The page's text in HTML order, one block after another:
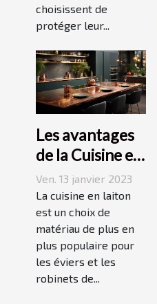
choisissent de
protéger leur...
Les avantages
de la Cuisine en
Laiton
Ven. 13 janvier 2023
La cuisine en laiton
est un choix de
matériau de plus en
plus populaire pour
les éviers et les
robinets de...